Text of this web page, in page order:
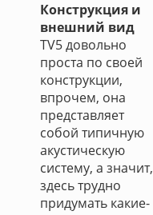
Конструкция и
внешний вид
TV5 довольно
проста по своей
конструкции,
впрочем, она
представляет
собой типичную
акустическую
систему, а значит,
здесь трудно
придумать какие-